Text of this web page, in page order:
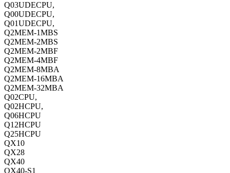
Q03UDECPU,
Q00UDECPU,
Q01UDECPU,
Q2MEM-1MBS
Q2MEM-2MBS
Q2MEM-2MBF
Q2MEM-4MBF
Q2MEM-8MBA
Q2MEM-16MBA
Q2MEM-32MBA
Q02CPU,
Q02HCPU,
Q06HCPU
Q12HCPU
Q25HCPU
QX10
QX28
QX40
QX40-S1